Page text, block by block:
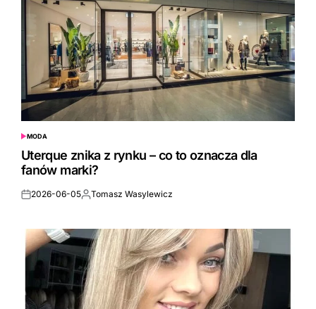
POSTED
IN
MODA
Uterque znika z rynku – co to oznacza dla
fanów marki?
Posted
2026-06-05Posted
Tomasz Wasylewicz